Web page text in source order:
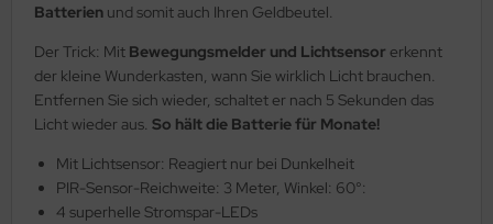
Batterien und somit auch Ihren Geldbeutel.
Der Trick: Mit Bewegungsmelder und Lichtsensor erkennt
der kleine Wunderkasten, wann Sie wirklich Licht brauchen.
Entfernen Sie sich wieder, schaltet er nach 5 Sekunden das
Licht wieder aus. So hält die Batterie für Monate!
Mit Lichtsensor: Reagiert nur bei Dunkelheit
PIR-Sensor-Reichweite: 3 Meter, Winkel: 60°:
4 superhelle Stromspar-LEDs